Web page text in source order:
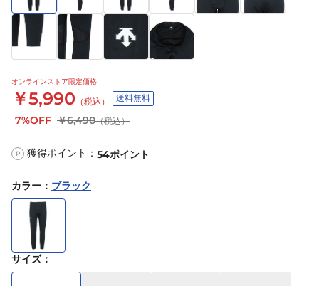
オンラインストア限定価格
￥5,990 （税込） 送料無料
7%OFF ￥6,490（税込）
P 獲得ポイント： 54ポイント
カラー ： ブラック
サイズ：